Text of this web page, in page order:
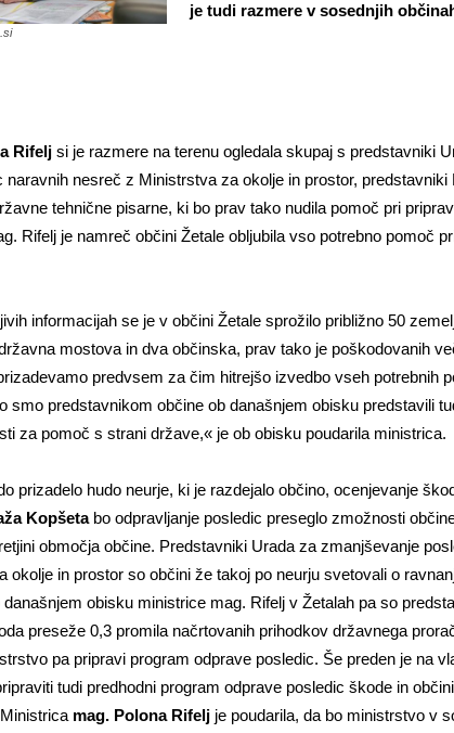
je tudi razmere v sosednjih
Rifelj si je razmere na terenu ogledala skupaj s predstavniki
naravnih nesreč z Ministrstva za okolje in prostor, predstavniki
tehnične pisarne, ki bo prav tako nudila pomoč pri
Rifelj je namreč občini Žetale obljubila vso potrebno pomoč
informacijah se je v občini Žetale sprožilo približno 50
mostova in dva občinska, prav tako je poškodovanih
predvsem za čim hitrejšo izvedbo vseh potrebnih
smo predstavnikom občine ob današnjem obisku predstavili
za pomoč s strani države,« je ob obisku poudarila ministrica.
prizadelo hudo neurje, ki je razdejalo občino, ocenjevanje
Kopšetabo odpravljanje posledic preseglo zmožnosti
območja občine. Predstavniki Urada za zmanjševanje
okolje in prostor so občini že takoj po neurju svetovali o
obisku ministrice mag. Rifelj v Žetalah pa so
preseže 0,3 promila načrtovanih prihodkov državnega
pa pripravi program odprave posledic. Še preden je na
tudi predhodni program odprave posledic škode in
mag. Polona Rifelj je poudarila, da bo ministrstvo v